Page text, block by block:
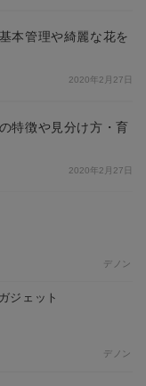
本管理や綺麗な花を
2020年2月27日
特徴や見分け方・育
2020年2月27日
デノン
ジェット
デノン